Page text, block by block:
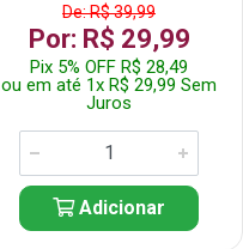
De: R$ 39,99
Por: R$ 29,99
Pix 5% OFF R$ 28,49
ou em até 1x R$ 29,99 Sem
Juros
Adicionar